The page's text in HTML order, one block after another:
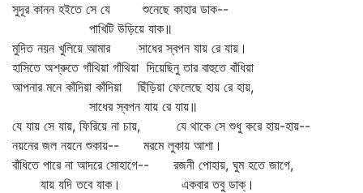
সুদূর কানন হইতে সে যে শুনেছে কাহার ডাক--
পাখিটি উড়িয়ে যাক॥
মুদিত নয়ন খুলিয়ে আমার সাধের স্বপন যায় রে যায়।
হাসিতে অশ্রুতে গাঁথিয়া গাঁথিয়া দিয়েছিনু তার বাহুতে বাঁধিয়া
আপনার মনে কাঁদিয়া কাঁদিয়া ছিঁড়িয়া ফেলেছে হায় রে হায়,
সাধের স্বপন যায় রে যায়॥
যে যায় সে যায়, ফিরিয়ে না চায়, যে থাকে সে শুধু করে হায়-হায়--
নয়নের জল নয়নে শুকায়-- মরমে লুকায় আশা।
বাঁধিতে পারে না আদরে সোহাগে-- রজনী পোহায়, ঘুম হতে জাগে,
যায় যদি তবে যাক। একবার তবু ডাক্‌।